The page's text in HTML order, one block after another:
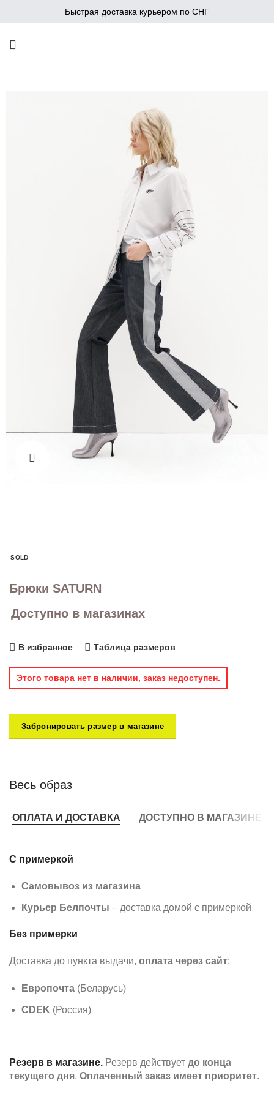
Быстрая доставка курьером по СНГ
SOLD
Брюки SATURN
Доступно в магазинах
В избранное Таблица размеров
Этого товара нет в наличии, заказ недоступен.
Забронировать размер в магазине
Весь образ
ОПЛАТА И ДОСТАВКА ДОСТУПНО В МАГАЗИНЕ
С примеркой
Самовывоз из магазина
Курьер Белпочты – доставка домой с примеркой
Без примерки
Доставка до пункта выдачи, оплата через сайт:
Европочта (Беларусь)
CDEK (Россия)
Резерв в магазине. Резерв действует до конца
текущего дня. Оплаченный заказ имеет приоритет.